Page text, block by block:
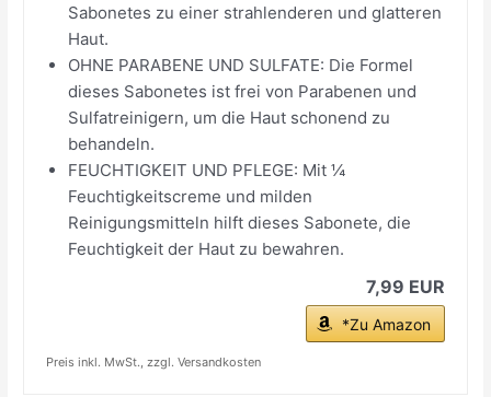
Sabonetes zu einer strahlenderen und glatteren
Haut.
OHNE PARABENE UND SULFATE: Die Formel
dieses Sabonetes ist frei von Parabenen und
Sulfatreinigern, um die Haut schonend zu
behandeln.
FEUCHTIGKEIT UND PFLEGE: Mit ¼
Feuchtigkeitscreme und milden
Reinigungsmitteln hilft dieses Sabonete, die
Feuchtigkeit der Haut zu bewahren.
7,99 EUR
*Zu Amazon
Preis inkl. MwSt., zzgl. Versandkosten